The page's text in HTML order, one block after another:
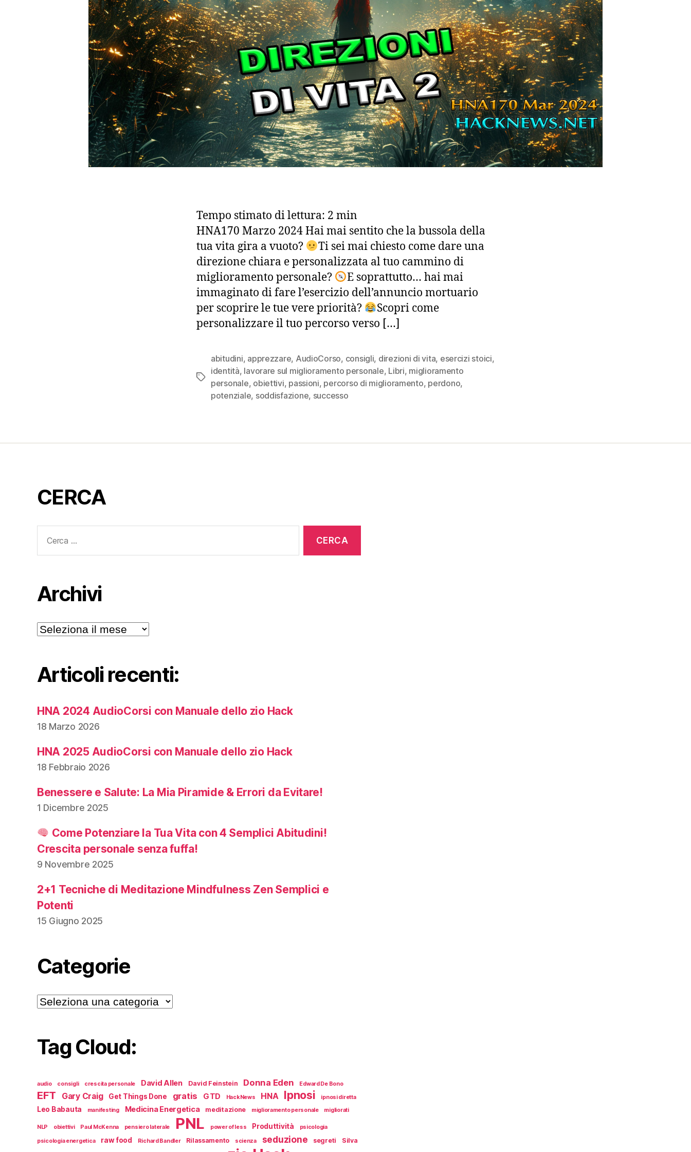
Tempo stimato di lettura: 2 min
HNA170 Marzo 2024 Hai mai sentito che la bussola della
tua vita gira a vuoto?
Ti sei mai chiesto come dare una
direzione chiara e personalizzata al tuo cammino di
miglioramento personale?
E soprattutto… hai mai
immaginato di fare l’esercizio dell’annuncio mortuario
per scoprire le tue vere priorità?
Scopri come
personalizzare il tuo percorso verso […]
Tag
abitudini, apprezzare, AudioCorso, consigli, direzioni di vita, esercizi stoici,
identità, lavorare sul miglioramento personale, Libri, miglioramento
personale, obiettivi, passioni, percorso di miglioramento, perdono,
potenziale, soddisfazione, successo
CERCA
Archivi
Archivi
Articoli recenti:
HNA 2024 AudioCorsi con Manuale dello zio Hack
18 Marzo 2026
HNA 2025 AudioCorsi con Manuale dello zio Hack
18 Febbraio 2026
Benessere e Salute: La Mia Piramide & Errori da Evitare!
1 Dicembre 2025
Come Potenziare la Tua Vita con 4 Semplici Abitudini!
Crescita personale senza fuffa!
9 Novembre 2025
2+1 Tecniche di Meditazione Mindfulness Zen Semplici e
Potenti
15 Giugno 2025
Categorie
Categorie
Tag Cloud:
audio consigli crescita personale David Allen David Feinstein Donna Eden Edward De Bono
EFT Gary Craig Get Things Done gratis GTD HackNews HNA Ipnosi ipnosi diretta
Leo Babauta manifesting Medicina Energetica meditazione miglioramento personale migliorati
NLP obiettivi Paul McKenna pensiero laterale PNL power of less Produttività psicologia
psicologia energetica raw food Richard Bandler Rilassamento scienza seduzione segreti Silva